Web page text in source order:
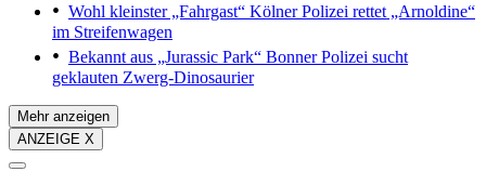
Wohl kleinster „Fahrgast“ Kölner Polizei rettet „Arnoldine“
im Streifenwagen
Bekannt aus „Jurassic Park“ Bonner Polizei sucht
geklauten Zwerg-Dinosaurier
Mehr anzeigen
ANZEIGE X